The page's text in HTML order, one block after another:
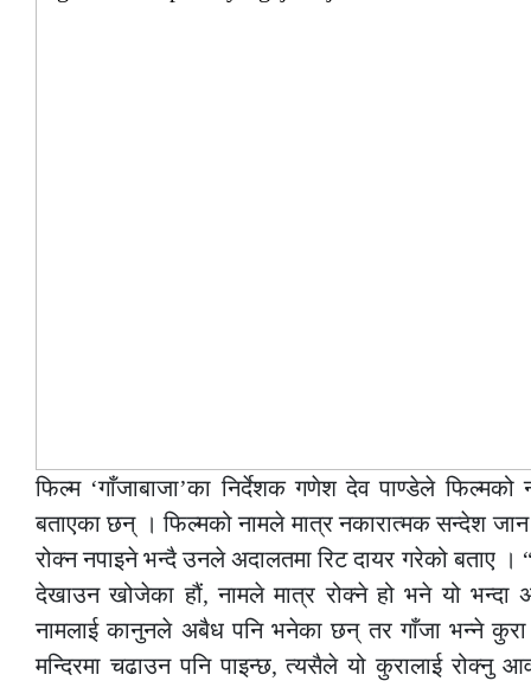
फिल्म ‘गाँजाबाजा’का निर्देशक गणेश देव पाण्डेले
बताएका छन् । फिल्मको नामले मात्र नकारात्मक सन्देश
रोक्न नपाइने भन्दै उनले अदालतमा रिट दायर गरेको बताए ।
देखाउन खोजेका हौं, नामले मात्र रोक्ने हो भने यो
नामलाई कानुनले अबैध पनि भनेका छन् तर गाँजा भन्ने कुरा
मन्दिरमा चढाउन पनि पाइन्छ, त्यसैले यो कुरालाई रोक्नु